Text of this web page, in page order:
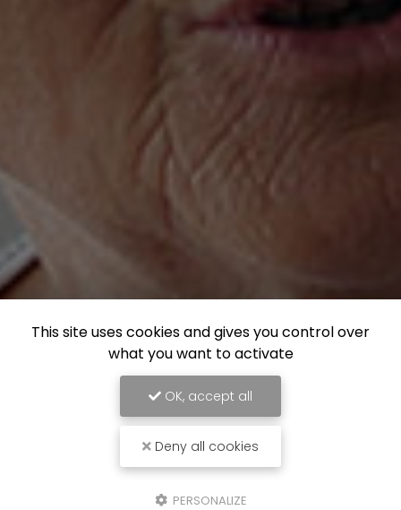
This site uses cookies and gives you control over
what you want to activate
OK, accept all
Deny all cookies
PERSONALIZE